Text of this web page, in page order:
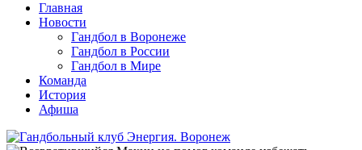
Главная
Новости
Гандбол в Воронеже
Гандбол в России
Гандбол в Мире
Команда
История
Афиша